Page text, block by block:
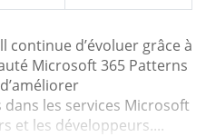
continue d’évoluer grâce à
Microsoft 365 Patterns
les services Microsoft
et les développeurs....